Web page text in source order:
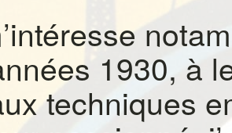
1930, à
techniques